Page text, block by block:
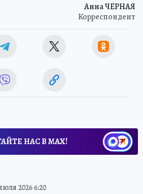
Анна ЧЕРНАЯ
Корреспондент
НАС В МАХ!
2026 6:20